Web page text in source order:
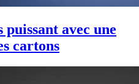
avec une
cartons